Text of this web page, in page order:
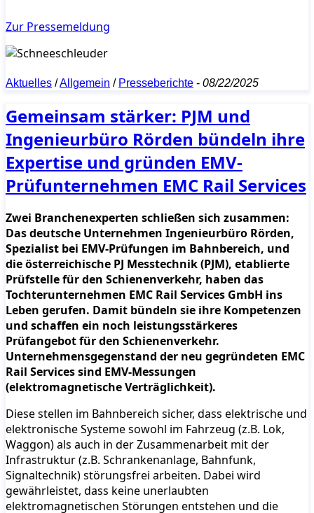
Zur Pressemeldung
Aktuelles /Allgemein / Presseberichte - 08/22/2025
Gemeinsam stärker: PJM und
Ingenieurbüro Rörden bündeln ihre
Expertise und gründen EMV-
Prüfunternehmen EMC Rail Services
Zwei Branchenexperten schließen sich zusammen:
Das deutsche Unternehmen Ingenieurbüro Rörden,
Spezialist bei EMV-Prüfungen im Bahnbereich, und
die österreichische PJ Messtechnik (PJM), etablierte
Prüfstelle für den Schienenverkehr, haben das
Tochterunternehmen EMC Rail Services GmbH ins
Leben gerufen. Damit bündeln sie ihre Kompetenzen
und schaffen ein noch leistungsstärkeres
Prüfangebot für den Schienenverkehr.
Unternehmensgegenstand der neu gegründeten EMC
Rail Services sind EMV-Messungen
(elektromagnetische Verträglichkeit).
Diese stellen im Bahnbereich sicher, dass elektrische und
elektronische Systeme sowohl im Fahrzeug (z.B. Lok,
Waggon) als auch in der Zusammenarbeit mit der
Infrastruktur (z.B. Schrankenanlage, Bahnfunk,
Signaltechnik) störungsfrei arbeiten. Dabei wird
gewährleistet, dass keine unerlaubten
elektromagnetischen Störungen entstehen und die